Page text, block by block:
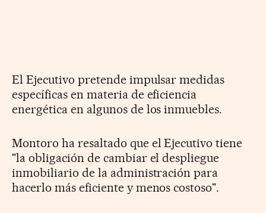
El Ejecutivo pretende impulsar medidas
específicas en materia de eficiencia
energética en algunos de los inmuebles.
Montoro ha resaltado que el Ejecutivo tiene
"la obligación de cambiar el despliegue
inmobiliario de la administración para
hacerlo más eficiente y menos costoso".